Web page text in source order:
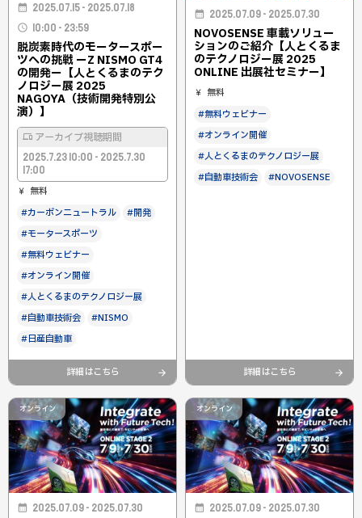
2025.07.15 - 2025.07.18
10:00 - 23:59
脱炭素時代のモータースポー
ツへの挑戦 ーZ NISMO GT4
の開発ー【人とくるまのテク
ノロジー展 2025
NAGOYA（技術開発特別公
演）】
アーカイブ視聴期間
2025.7.23 10:00 - 2025.7.30
17:00
無料
#カーボンニュートラル
#開発
#モータースポーツ
#無料ウェビナー
#オンライン開催
#人とくるまのテクノロジー展
#自動車技術会
#NISMO
#日産自動車
詳細はこちら
2025.07.09 - 2025.07.30
NOVOSENSE 車載ソリュー
ションのご紹介【人とくるま
のテクノロジー展 2025
ONLINE 出展社セミナー】
無料
#無料ウェビナー
#オンライン開催
#人とくるまのテクノロジー展
#自動車技術会
#NOVOSENSE
詳細はこちら
オンライン
2025.07.09 - 2025.07.30
オンライン
2025.07.09 - 2025.07.30